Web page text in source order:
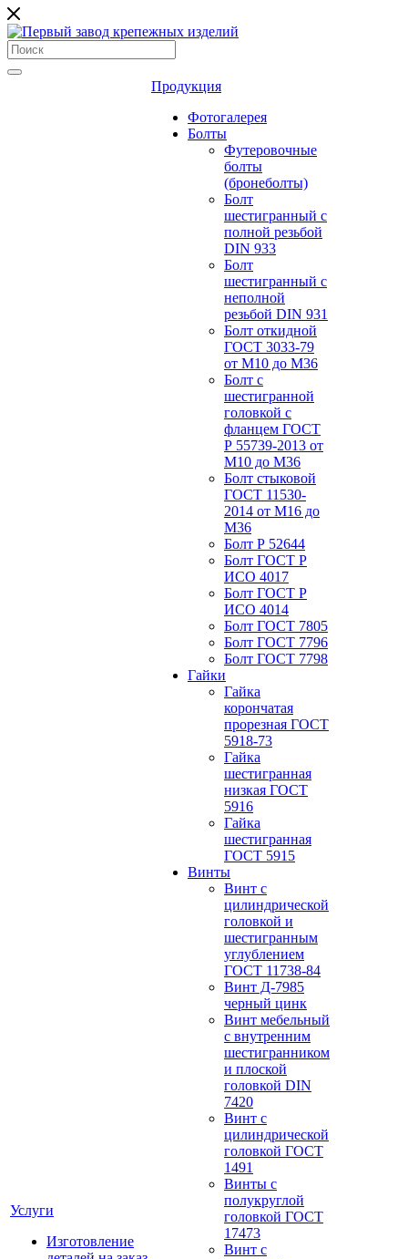
Услуги
Изготовление
Продукция
Фотогалерея
Болты
Футеровочные
болты
(бронеболты)
Болт
шестигранный с
полной резьбой
DIN 933
Болт
шестигранный с
неполной
резьбой DIN 931
Болт откидной
ГОСТ 3033-79
от М10 до М36
Болт с
шестигранной
головкой с
фланцем ГОСТ
Р 55739-2013 от
М10 до М36
Болт стыковой
ГОСТ 11530-
2014 от М16 до
М36
Болт Р 52644
Болт ГОСТ Р
ИСО 4017
Болт ГОСТ Р
ИСО 4014
Болт ГОСТ 7805
Болт ГОСТ 7796
Болт ГОСТ 7798
Гайки
Гайка
корончатая
прорезная ГОСТ
5918-73
Гайка
шестигранная
низкая ГОСТ
5916
Гайка
шестигранная
ГОСТ 5915
Винты
Винт с
цилиндрической
головкой и
шестигранным
углублением
ГОСТ 11738-84
Винт Д-7985
черный цинк
Винт мебельный
с внутренним
шестигранником
и плоской
головкой DIN
7420
Винт с
цилиндрической
головкой ГОСТ
1491
Винты с
полукруглой
головкой ГОСТ
17473
Винт с